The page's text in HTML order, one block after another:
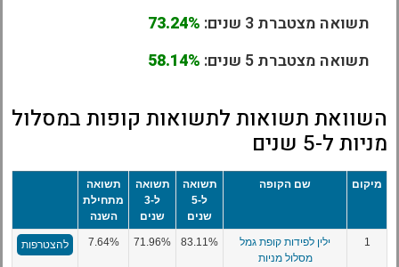
תשואה מצטברת 3 שנים:
73.24%
תשואה מצטברת 5 שנים:
58.14%
השוואת תשואות לתשואות קופות במסלול
מניות ל-5 שנים
מיקום שם הקופה
תשואה
ל-5
שנים
תשואה
ל-3
שנים
תשואה
מתחילת
השנה
1
ילין לפידות קופת גמל
מסלול מניות
83.11%
71.96%
7.64% להצטרפות